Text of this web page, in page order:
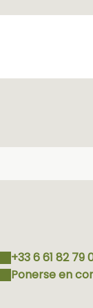
+33 6 61 82 79
Ponerse en